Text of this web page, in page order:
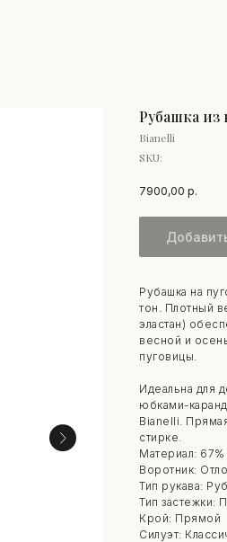
Рубашка из
Bianelli
SKU:
7900,00 р.
Рубашка на
тон. Плотный
эластан)
весной и
пуговицы.
Идеальна для
юбками-
Bianelli.
стирке.
Материал: 67%
Воротник:
Тип рукава:
Тип застежки:
Крой: Прямой
Силуэт: